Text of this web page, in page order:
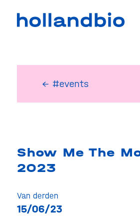
← #events
Show Me The
2023
Van derden
15/06/23